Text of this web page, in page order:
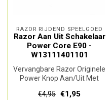
RAZOR RIJDEND SPEELGOED
Razor Aan Uit Schakelaar
Power Core E90 -
W13111401101
Vervangbare Razor Originele
Power Knop Aan/Uit Met
k...
€4,95 €1,95